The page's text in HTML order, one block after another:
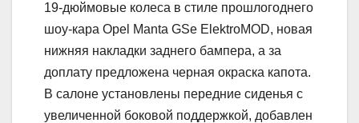
19-дюймовые колеса в стиле прошлогоднего
шоу-кара Opel Manta GSe ElektroMOD, новая
нижняя накладки заднего бампера, а за
доплату предложена черная окраска капота.
В салоне установлены передние сиденья с
увеличенной боковой поддержкой, добавлен